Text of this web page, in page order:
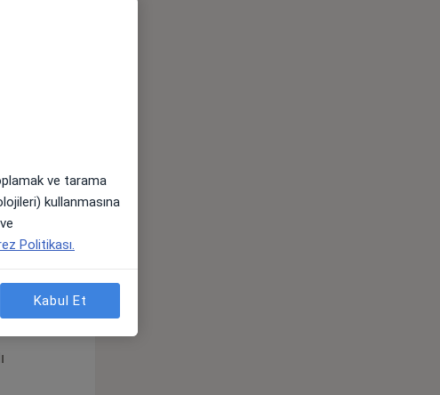
10 Ağustos 11 Ağustos
ve tarama
kullanmasına
Politikası.
Kabul Et